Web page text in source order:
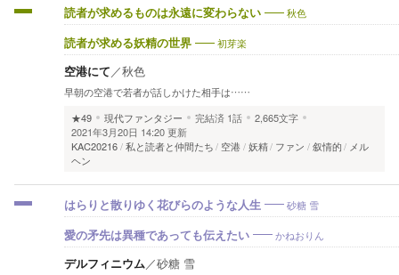
読者が求めるものは永遠に変わらない 秋色
読者が求める妖精の世界 初芽楽
空港にて／秋色
早朝の空港で若者が話しかけた相手は……
★49
現代ファンタジー 完結済 1話
2,665文字
2021年3月20日 14:20 更新
KAC20216 私と読者と仲間たち 空港 妖精 ファン 叙情的
メル
ヘン
はらりと散りゆく花びらのような人生 砂糖 雪
愛の矛先は異種であっても伝えたい かねおりん
デルフィニウム／砂糖 雪